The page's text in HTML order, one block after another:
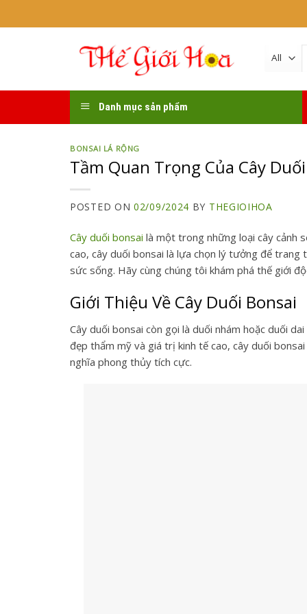
to
Danh mục sản phẩm
BONSAI LÁ RỘNG
Tầm Quan Trọng Của Cây
POSTED ON 02/09/2024 BY THEGIOIHOA
Cây duối bonsai là một trong những loại cây cảnh
cao, cây duối bonsai là lựa chọn lý tưởng để
sức sống. Hãy cùng chúng tôi khám phá thế giới
Giới Thiệu Về Cây Duối Bonsai
Cây duối bonsai còn gọi là duối nhám hoặc duối
đẹp thẩm mỹ và giá trị kinh tế cao, cây duối
nghĩa phong thủy tích cực.